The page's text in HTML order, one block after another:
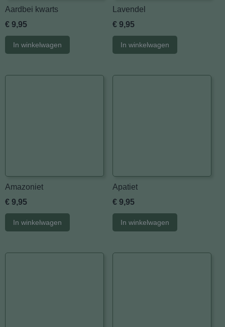
Aardbei kwarts
€ 9,95
In winkelwagen
Lavendel
€ 9,95
In winkelwagen
Amazoniet
€ 9,95
In winkelwagen
Apatiet
€ 9,95
In winkelwagen